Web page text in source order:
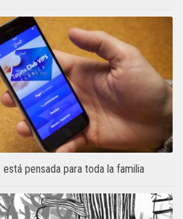
pensada para toda la familia